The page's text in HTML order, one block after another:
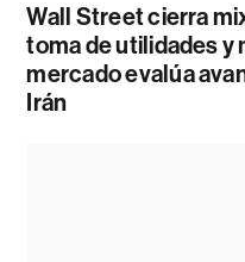
Wall Street cierra
toma de utilidades y
mercado evalúa
Irán